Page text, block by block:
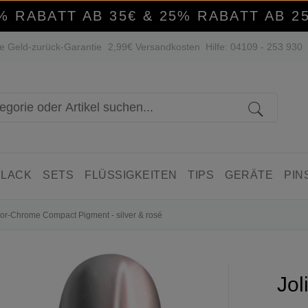
RABATT AB 35€ & 25% RABATT AB
Geld-zurück-Garantie 2,99€ Versandkosten Hilfe: 04109 - 253 930
SETS FLÜSSIGKEITEN TIPS GERÄTE
Chrome Compact Pigment - silver & rosé